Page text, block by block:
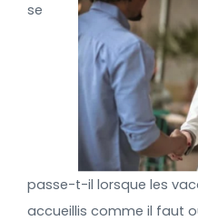
se
passe-t-il lorsque les
accueillis comme il faut